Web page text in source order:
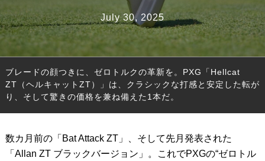
July 30, 2025
ブレードの顔つきに、ゼロトルクの革新を。PXG「Hellcat
ZT（ヘルキャットZT）」は、クラシックな打感と安定した転が
り、そして驚きの価格を兼ね備えた1本だ。
数カ月前の「Bat Attack ZT」、そして先月発表された
「Allan ZT ブラックバージョン」。これでPXGの“ゼロトル
REVIEWS 製品レビュー
ドライバー
FAIRWAY WOODS フェアウェイウッド
HYBRIDS ハイブリッド
WEDGES ウェッジ